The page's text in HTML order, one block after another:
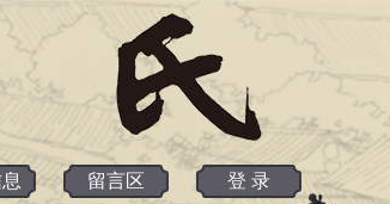
留言区 登 录